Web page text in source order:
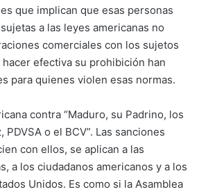
que implican que esas personas
a las leyes americanas no
comerciales con los sujetos
efectiva su prohibición han
para quienes violen esas normas.
contra “Maduro, su Padrino, los
o el BCV”. Las sanciones
con ellos, se aplican a las
a los ciudadanos americanos y a los
Unidos. Es como si la Asamblea